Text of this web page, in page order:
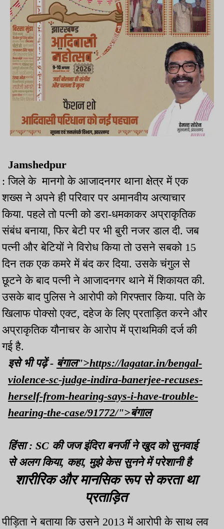
Jamshedpur
: जिले के मानगो के आजादनगर थाना क्षेत्र में एक
शख्स ने अपने ही परिवार पर अमानवीय अत्याचार
किया. पहले तो पत्नी को डरा-धमकाकर अप्राकृतिक
संबंध बनाया, फिर बेटी पर भी बुरी नजर डाल दी. जब
पत्नी और बेटियों ने विरोध किया तो उसने सबको 15
दिन तक एक कमरे में बंद कर दिया. उसके चंगुल से
छूटने के बाद पत्नी ने आजादनगर थाने में शिकायत की.
उसके बाद पुलिस ने आरोपी को गिरफ्तार किया. पति के
खिलाफ पोक्सो एक्ट, दहेज के लिए प्रताड़ित करने और
अप्राकृतिक यौनाचर के आरोप में प्राथमिकी दर्ज की
गई है.
इसे भी पढ़ें - बंगाल">https://lagatar.in/bengal-
violence-sc-judge-indira-banerjee-recuses-
herself-from-hearing-says-i-have-trouble-
hearing-the-case/91772/">बंगाल
हिंसा : SC की जज इंदिरा बनर्जी ने खुद को सुनवाई
से अलग किया, कहा, मुझे केस सुनने में परेशानी है
शारीरिक और मानसिक रूप से करता था
प्रताड़ित
पीड़िता ने बताया कि उसने 2013 में आरोपी के साथ लव